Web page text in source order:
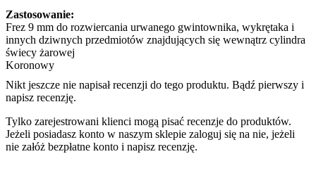
Zastosowanie:
Frez 9 mm do rozwiercania urwanego gwintownika, wykrętaka i
innych dziwnych przedmiotów znajdujących się wewnątrz cylindra
świecy żarowej
Koronowy
Nikt jeszcze nie napisał recenzji do tego produktu. Bądź pierwszy i
napisz recenzję.
Tylko zarejestrowani klienci mogą pisać recenzje do produktów.
Jeżeli posiadasz konto w naszym sklepie zaloguj się na nie, jeżeli
nie załóż bezpłatne konto i napisz recenzję.